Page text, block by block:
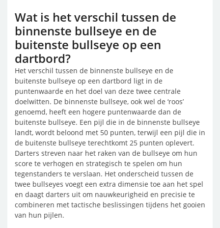
Wat is het verschil tussen de
binnenste bullseye en de
buitenste bullseye op een
dartbord?
Het verschil tussen de binnenste bullseye en de
buitenste bullseye op een dartbord ligt in de
puntenwaarde en het doel van deze twee centrale
doelwitten. De binnenste bullseye, ook wel de ‘roos’
genoemd, heeft een hogere puntenwaarde dan de
buitenste bullseye. Een pijl die in de binnenste bullseye
landt, wordt beloond met 50 punten, terwijl een pijl die in
de buitenste bullseye terechtkomt 25 punten oplevert.
Darters streven naar het raken van de bullseye om hun
score te verhogen en strategisch te spelen om hun
tegenstanders te verslaan. Het onderscheid tussen de
twee bullseyes voegt een extra dimensie toe aan het spel
en daagt darters uit om nauwkeurigheid en precisie te
combineren met tactische beslissingen tijdens het gooien
van hun pijlen.